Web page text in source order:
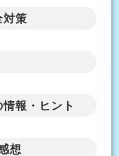
対策
報・ヒント
想